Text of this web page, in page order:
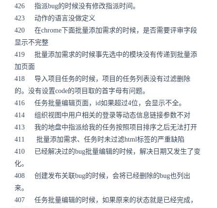
426 指派bug的时候没有修改指派时间。
423 动作的语言没做定义
420 在chrome下面批量添加需求的时候，是否需要评审字段
显示不完整
419 批量添加需求的时候事先选中的模块没有传递到批量添
加页面
418 导入项目任务的时候，项目的任务列表没有过滤删除
的。没有设置code的项目取的首字母有问题。
416 任务批量编辑页面，id如果超过4位，会显示不全。
414 组织视图中用户相关的登录等动态信息链接参数不对
413 我的地盘中指派给我的任务按照项目排序之后无法打开
411 批量添加需求、任务时未过滤html标签的严重缺陷
410 已经解决过的bug批量编辑的时候，解决日期又发生了变
化。
408 创建发布关联bug的时候，会将已经删除的bug也列出
来。
407 任务批量编辑的时候，如果原来的状态就是已经完成，